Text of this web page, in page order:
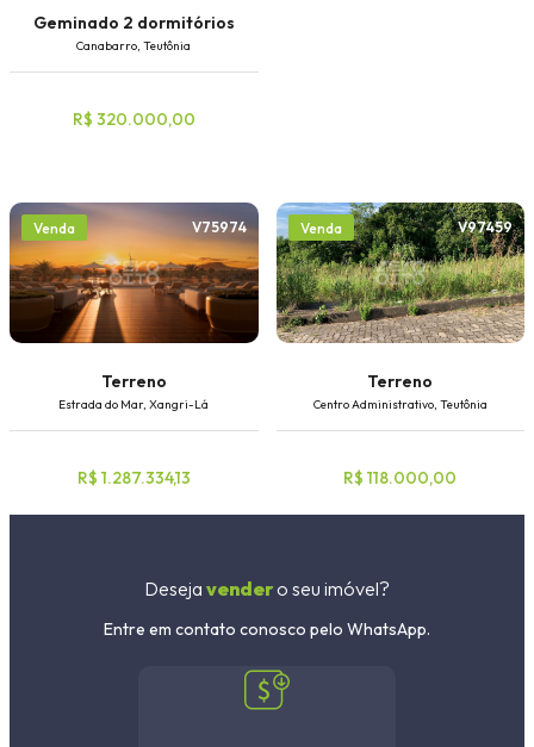
Geminado 2 dormitórios
Canabarro, Teutônia
R$ 320.000,00
Venda V75974
Terreno
Estrada do Mar, Xangri-Lá
R$ 1.287.334,13
Venda V97459
Terreno
Centro Administrativo, Teutônia
R$ 118.000,00
Deseja vendero seu imóvel?
Entre em contato conosco pelo WhatsApp.